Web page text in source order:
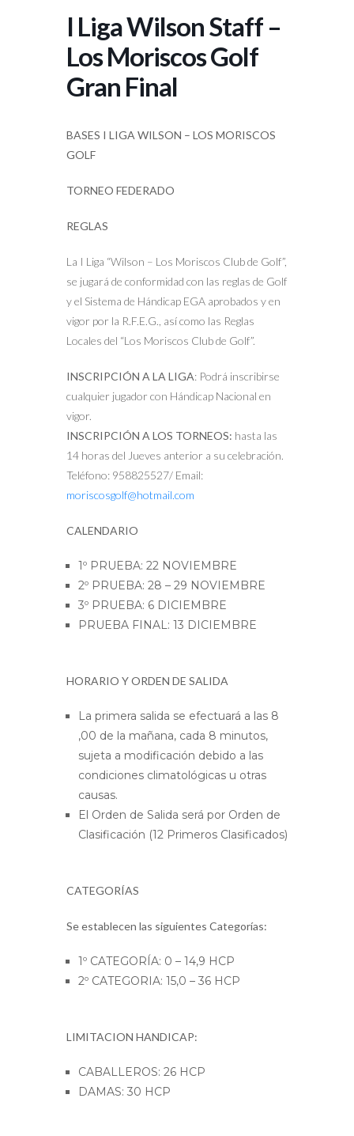
I Liga Wilson Staff –
Los Moriscos Golf
Gran Final
BASES I LIGA WILSON – LOS MORISCOS
GOLF
TORNEO FEDERADO
REGLAS
La I Liga “Wilson – Los Moriscos Club de Golf”,
se jugará de conformidad con las reglas de Golf
y el Sistema de Hándicap EGA aprobados y en
vigor por la R.F.E.G., así como las Reglas
Locales del “Los Moriscos Club de Golf”.
INSCRIPCIÓN A LA LIGA: Podrá inscribirse
cualquier jugador con Hándicap Nacional en
vigor.
INSCRIPCIÓN A LOS TORNEOS: hasta las
14 horas del Jueves anterior a su celebración.
Teléfono: 958825527/ Email:
moriscosgolf@hotmail.com
CALENDARIO
1º PRUEBA: 22 NOVIEMBRE
2º PRUEBA: 28 – 29 NOVIEMBRE
3º PRUEBA: 6 DICIEMBRE
PRUEBA FINAL: 13 DICIEMBRE
HORARIO Y ORDEN DE SALIDA
La primera salida se efectuará a las 8
,00 de la mañana, cada 8 minutos,
sujeta a modificación debido a las
condiciones climatológicas u otras
causas.
El Orden de Salida será por Orden de
Clasificación (12 Primeros Clasificados)
CATEGORÍAS
Se establecen las siguientes Categorías:
1º CATEGORÍA: 0 – 14,9 HCP
2º CATEGORIA: 15,0 – 36 HCP
LIMITACION HANDICAP:
CABALLEROS: 26 HCP
DAMAS: 30 HCP